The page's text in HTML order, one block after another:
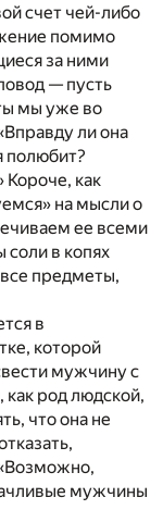
счет чей-либо
помимо
за ними
— пусть
мы уже во
ли она
полюбит?
Короче, как
на мысли о
ее всеми
соли в копях
предметы,
в
которой
мужчину с
как род людской,
что она не
мужчины